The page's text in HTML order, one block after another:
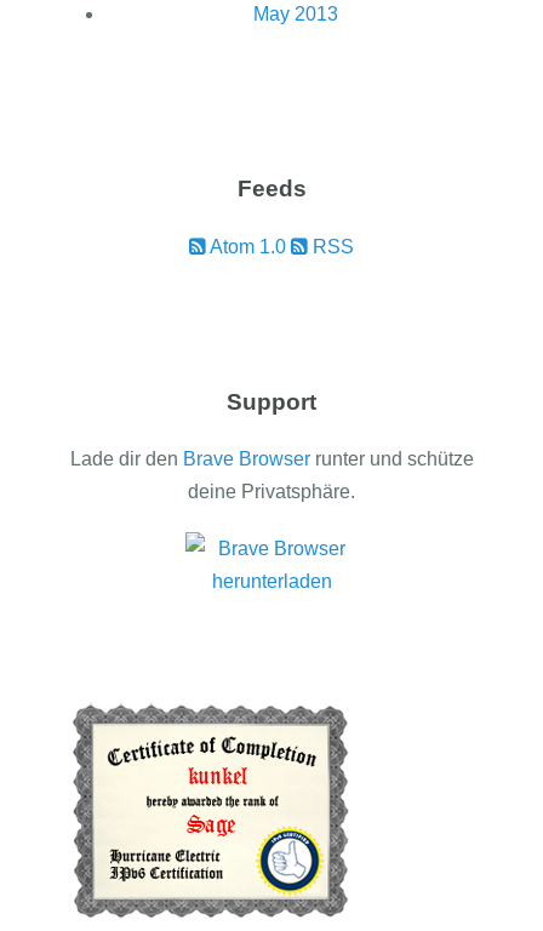
May 2013
Feeds
Atom 1.0 RSS
Support
Lade dir den Brave Browserrunter und schütze
deine Privatsphäre.